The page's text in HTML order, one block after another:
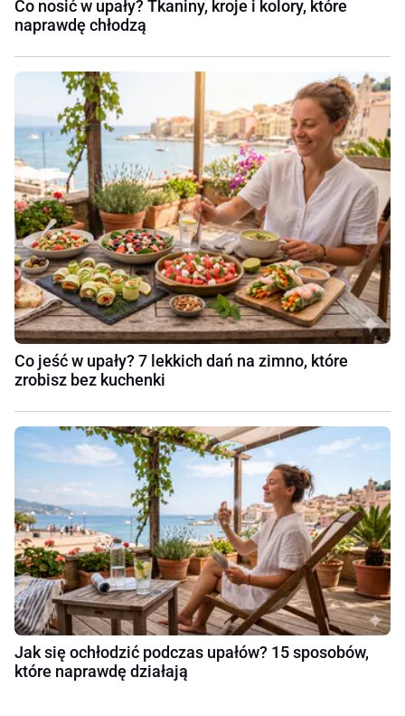
Co nosić w upały? Tkaniny, kroje i kolory, które
naprawdę chłodzą
Co jeść w upały? 7 lekkich dań na zimno, które
zrobisz bez kuchenki
Jak się ochłodzić podczas upałów? 15 sposobów,
które naprawdę działają